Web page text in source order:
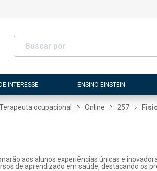
INTERESSE ENSINO EINSTEIN
ocupacional Online 257
aos alunos experiências únicas e
de aprendizado em saúde, destacando os